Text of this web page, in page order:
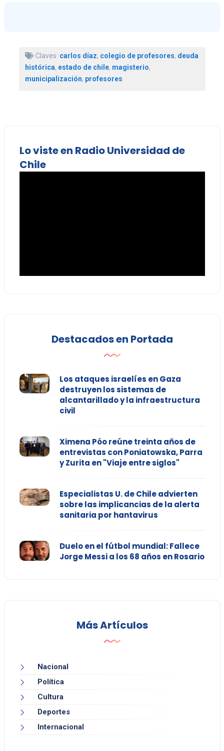
Claves: carlos díaz, colegio de profesores, deuda
histórica, estado de chile, magisterio,
municipalización, profesores
Lo viste en Radio Universidad de
Chile
Destacados en Portada
Los ataques israelíes en Gaza
destruyen los sistemas de
alcantarillado y la infraestructura
civil
Ximena Póo reúne treinta años de
entrevistas con Poniatowska, Parra
y Zurita en "Viaje entre siglos"
Especialistas U. de Chile advierten
sobre las implicancias de la alerta
sanitaria por hantavirus
Duelo en el fútbol mundial: Fallece
Jorge Messi a los 68 años en Rosario
Más Artículos
Nacional
Política
Cultura
Deportes
Internacional